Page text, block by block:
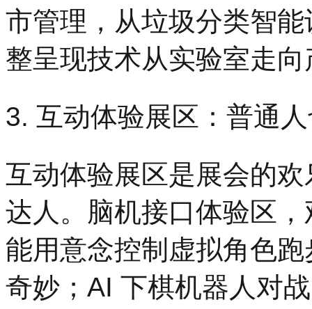
市管理，从垃圾分类智
整呈现技术从实验室走
3. 互动体验展区：普通
互动体验展区是展会的欢
达人。脑机接口体验区
能用意念控制虚拟角色
奇妙；AI 下棋机器人对